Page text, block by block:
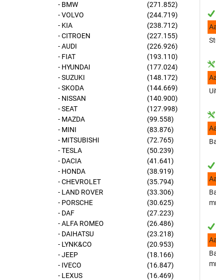
- BMW
(271.852)
- VOLVO
(244.719)
- KIA
(238.712)
- CITROEN
(227.155)
- AUDI
(226.926)
- FIAT
(193.110)
- HYUNDAI
(177.024)
- SUZUKI
(148.172)
- SKODA
(144.669)
- NISSAN
(140.900)
- SEAT
(127.998)
- MAZDA
(99.558)
- MINI
(83.876)
- MITSUBISHI
(72.765)
- TESLA
(50.239)
- DACIA
(41.641)
- HONDA
(38.919)
- CHEVROLET
(35.794)
- LAND ROVER
(33.306)
- PORSCHE
(30.625)
- DAF
(27.223)
- ALFA ROMEO
(26.486)
- DAIHATSU
(23.218)
- LYNK&CO
(20.953)
- JEEP
(18.166)
- IVECO
(16.847)
- LEXUS
(16.469)